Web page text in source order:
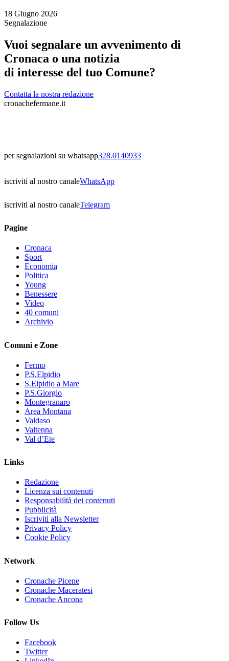
18 Giugno 2026
Segnalazione
Vuoi segnalare un avvenimento di
Cronaca o una notizia
di interesse del tuo Comune?
Contatta la nostra redazione
cronachefermane.it
per segnalazioni su whatsapp328.0140933
iscriviti al nostro canaleWhatsApp
iscriviti al nostro canaleTelegram
Pagine
Cronaca
Sport
Economia
Politica
Young
Benessere
Video
40 comuni
Archivio
Comuni e Zone
Fermo
P.S.Elpidio
S.Elpidio a Mare
P.S.Giorgio
Montegranaro
Area Montana
Valdaso
Valtenna
Val d’Ete
Links
Redazione
Licenza sui contenuti
Responsabilità dei contenuti
Pubblicità
Iscriviti alla Newsletter
Privacy Policy
Cookie Policy
Network
Cronache Picene
Cronache Maceratesi
Cronache Ancona
Follow Us
Facebook
Twitter